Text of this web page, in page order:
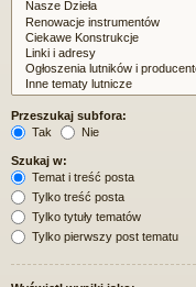
Przeszukaj subfora:
Tak
Nie
Szukaj w:
Temat i treść posta
Tylko treść posta
Tylko tytuły tematów
Tylko pierwszy post tematu